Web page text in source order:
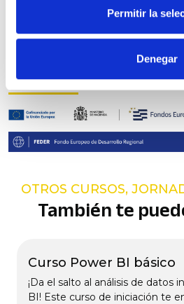
Permitir la
Denegar
Financiado por
OTROS CURSOS,
También te
Curso Power BI básico
¡Da el salto al análisis de
BI! Este curso de iniciación te